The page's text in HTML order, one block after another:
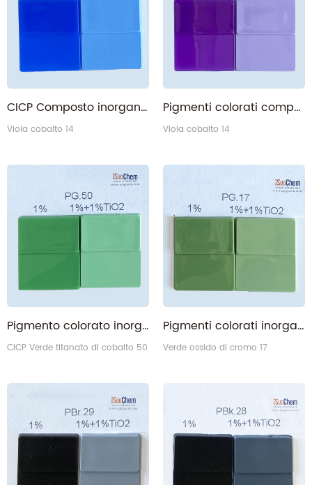
CICP Composto inorganico Pigmento di colore Blu 28 Blu alluminato di cobalto
Viola cobalto 14
Pigmenti colorati compositi inorganici CICP Viola 14 Viola di cobalto
Viola cobalto 14
Pigmento colorato inorganico complesso 50 Verde titanato di cobalto
CICP Verde titanato di cobalto 50
Pigmenti colorati inorganici complessi CICP Verde 17 Verde ossido di cromo
Verde ossido di cromo 17